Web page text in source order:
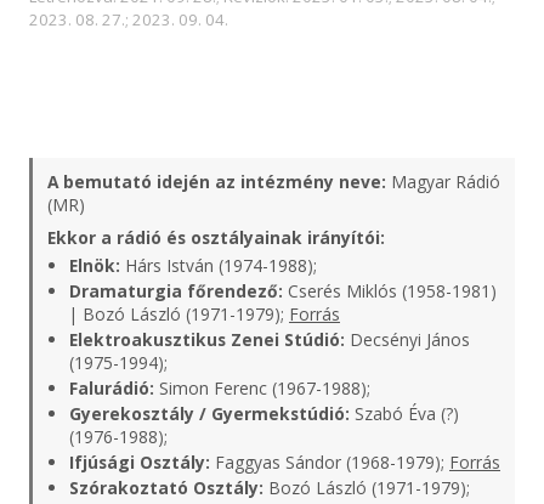
2023. 08. 27.; 2023. 09. 04.
A bemutató idején az intézmény neve: Magyar Rádió
(MR)
Ekkor a rádió és osztályainak irányítói:
Elnök: Hárs István (1974-1988);
Dramaturgia főrendező: Cserés Miklós (1958-1981)
| Bozó László (1971-1979); Forrás
Elektroakusztikus Zenei Stúdió: Decsényi János
(1975-1994);
Falurádió: Simon Ferenc (1967-1988);
Gyerekosztály / Gyermekstúdió: Szabó Éva (?)
(1976-1988);
Ifjúsági Osztály: Faggyas Sándor (1968-1979); Forrás
Szórakoztató Osztály: Bozó László (1971-1979);